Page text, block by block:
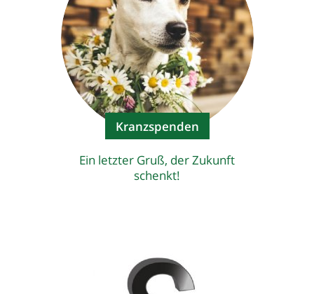
Kranzspenden
Ein letzter Gruß, der Zukunft
schenkt!